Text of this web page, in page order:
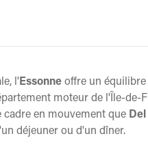
l' Essonne offre un
moteur de l'Île-
en mouvement que
déjeuner ou d'un dîner.